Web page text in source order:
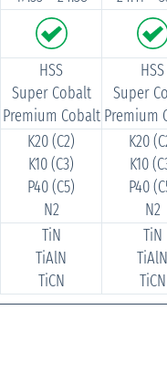
HSS
Super Cobalt
Premium Cobalt
HSS
Super
Premium
K20 (C2)
K10 (C3)
P40 (C5)
N2
K20
K10
P40
N2
TiN
TiAlN
TiCN
TiN
TiAlN
TiCN